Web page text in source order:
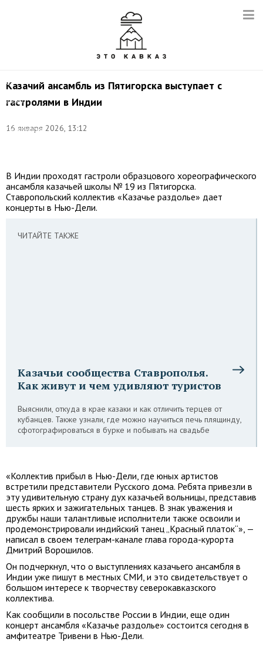
Казачий ансамбль из Пятигорска выступает с
гастролями в Индии
16 января 2026, 13:12
©
соцсети
главы
города-
Пятигорска
В Индии проходят гастроли образцового хореографического
ансамбля казачьей школы № 19 из Пятигорска.
Ставропольский коллектив «Казачье раздолье» дает
концерты в Нью-Дели.
ЧИТАЙТЕ ТАКЖЕ
Казачьи сообщества Ставрополья.
Как живут и чем удивляют туристов
Выяснили, откуда в крае казаки и как отличить терцев от
кубанцев. Также узнали, где можно научиться печь плящинду,
сфотографироваться в бурке и побывать на свадьбе
«Коллектив прибыл в Нью-Дели, где юных артистов
встретили представители Русского дома. Ребята привезли в
эту удивительную страну дух казачьей вольницы, представив
шесть ярких и зажигательных танцев. В знак уважения и
дружбы наши талантливые исполнители также освоили и
продемонстрировали индийский танец „Красный платок“», —
написал в своем телеграм-канале глава города-курорта
Дмитрий Ворошилов.
Он подчеркнул, что о выступлениях казачьего ансамбля в
Индии уже пишут в местных СМИ, и это свидетельствует о
большом интересе к творчеству северокавказского
коллектива.
Как сообщили в посольстве России в Индии, еще один
концерт ансамбля «Казачье раздолье» состоится сегодня в
амфитеатре Тривени в Нью-Дели.